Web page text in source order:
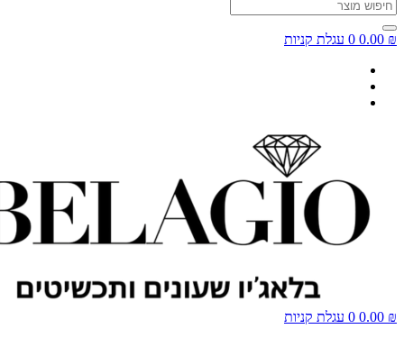
עגלת קניות
עגלת קניות